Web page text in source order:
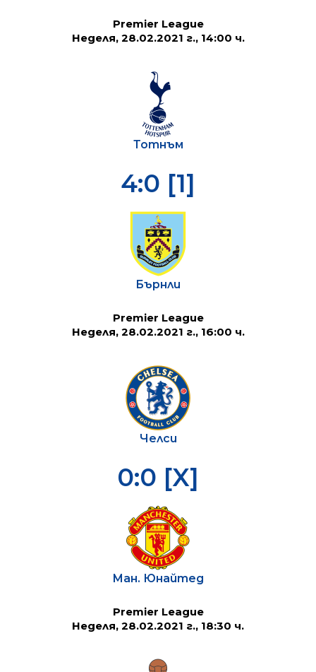
Premier League
Неделя, 28.02.2021 г., 14:00 ч.
Тотнъм
4:0 [1]
Бърнли
Premier League
Неделя, 28.02.2021 г., 16:00 ч.
Челси
0:0 [X]
Ман. Юнайтед
Premier League
Неделя, 28.02.2021 г., 18:30 ч.